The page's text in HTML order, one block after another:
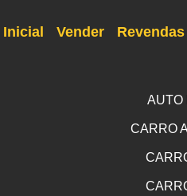
Inicial Vender Revendas
AUTO
CARRO